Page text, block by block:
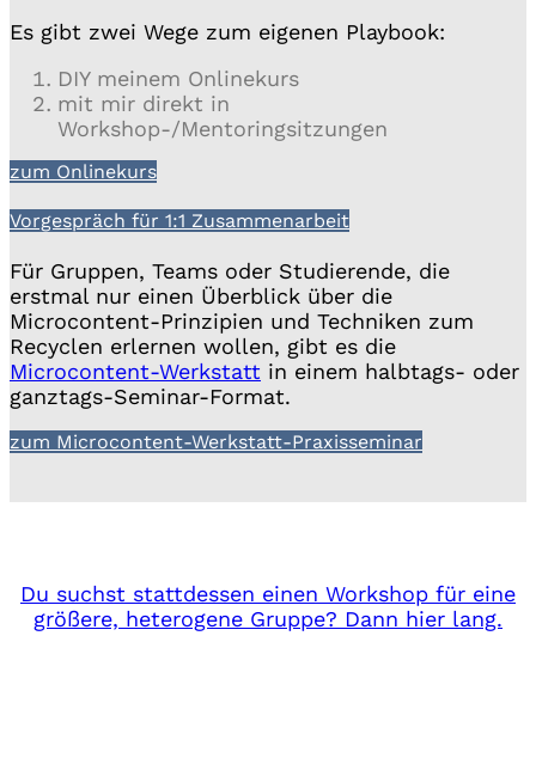
Es gibt zwei Wege zum eigenen Playbook:
DIY meinem Onlinekurs
mit mir direkt in
Workshop-/Mentoringsitzungen
zum Onlinekurs
Vorgespräch für 1:1 Zusammenarbeit
Für Gruppen, Teams oder Studierende, die
erstmal nur einen Überblick über die
Microcontent-Prinzipien und Techniken zum
Recyclen erlernen wollen, gibt es die
Microcontent-Werkstatt in einem halbtags- oder
ganztags-Seminar-Format.
zum Microcontent-Werkstatt-Praxisseminar
Du suchst stattdessen einen Workshop für eine
größere, heterogene Gruppe? Dann hier lang.